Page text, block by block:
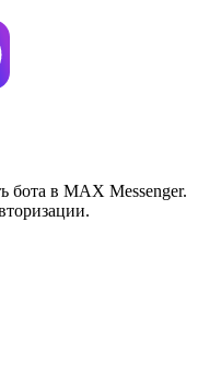
в MAX Messenger.